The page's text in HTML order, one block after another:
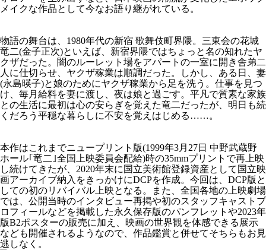
メイクな作品として今なお語り継がれている。
物語の舞台は、1980年代の新宿 歌舞伎町界隈。三東会の花城
竜二(金子正次)といえば、新宿界隈ではちょっと名の知れたヤ
クザだった。闇のルーレット場をアパートの一室に開き舎弟二
人に仕切らせ、ヤクザ稼業は順調だった。しかし、ある日、妻
(永島暎子)と娘のためにヤクザ稼業から足を洗う。仕事を見つ
け、毎月給料を妻に渡し、夜は娘と過ごす。平凡で質素な家族
との生活に最初は心の安らぎを覚えた竜二だったが、明日も続
くだろう平穏な暮らしに不安を覚えはじめる……。
本作はこれまでニュープリント版(1999年3月27日 中野武蔵野
ホール｢竜二｣全国上映委員会配給)時の35mmプリントで再上映
し続けてきたが、2020年末に国立美術館登録資産として国立映
画アーカイブ納入をきっかけにDCPを作成。今回は、DCP版と
しての初のリバイバル上映となる。また、全国各地の上映劇場
では、公開当時のインタビュー再掲や初のスタッフキャストプ
ロフィールなどを掲載した永久保存版のパンフレットや2023年
版B2ポスターの販売に加え、映画の世界観を体感できる展示
なども開催されるようなので、作品鑑賞と併せてそちらもお見
逃しなく。